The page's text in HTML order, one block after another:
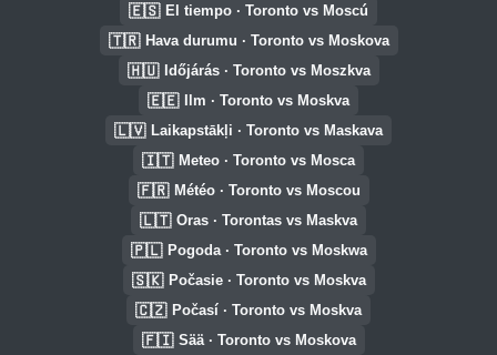
🇪🇸 El tiempo · Toronto vs Moscú
🇹🇷 Hava durumu · Toronto vs Moskova
🇭🇺 Időjárás · Toronto vs Moszkva
🇪🇪 Ilm · Toronto vs Moskva
🇱🇻 Laikapstākļi · Toronto vs Maskava
🇮🇹 Meteo · Toronto vs Mosca
🇫🇷 Météo · Toronto vs Moscou
🇱🇹 Oras · Torontas vs Maskva
🇵🇱 Pogoda · Toronto vs Moskwa
🇸🇰 Počasie · Toronto vs Moskva
🇨🇿 Počasí · Toronto vs Moskva
🇫🇮 Sää · Toronto vs Moskova